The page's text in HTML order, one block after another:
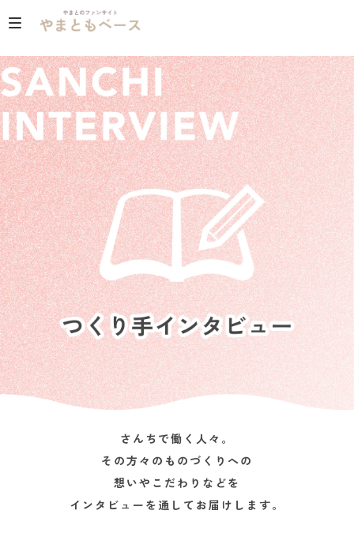
さんちで働く人々。
その方々のものづくりへの
想いやこだわりなどを
インタビューを通してお届けします。